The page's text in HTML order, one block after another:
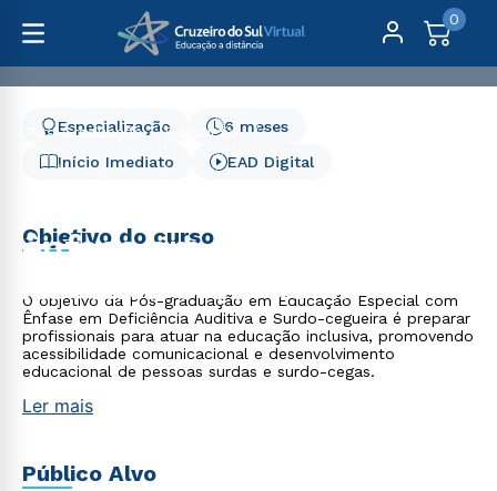
0
Pós-Graduação
Educação
Educação especial com ênfase em Deficiência Auditiva e
Surdo-cegueira - 6 meses
ênfase em Deficiência
Auditiva e Surdo-
cegueira - 6 meses
Início Imediato
6 meses
Especialização
EAD Digital
Objetivo do curso
O objetivo da Pós-graduação em Educação Especial com
Ênfase em Deficiência Auditiva e Surdo-cegueira é preparar
profissionais para atuar na educação inclusiva, promovendo
acessibilidade comunicacional e desenvolvimento
educacional de pessoas surdas e surdo-cegas.
Ler mais
Público Alvo